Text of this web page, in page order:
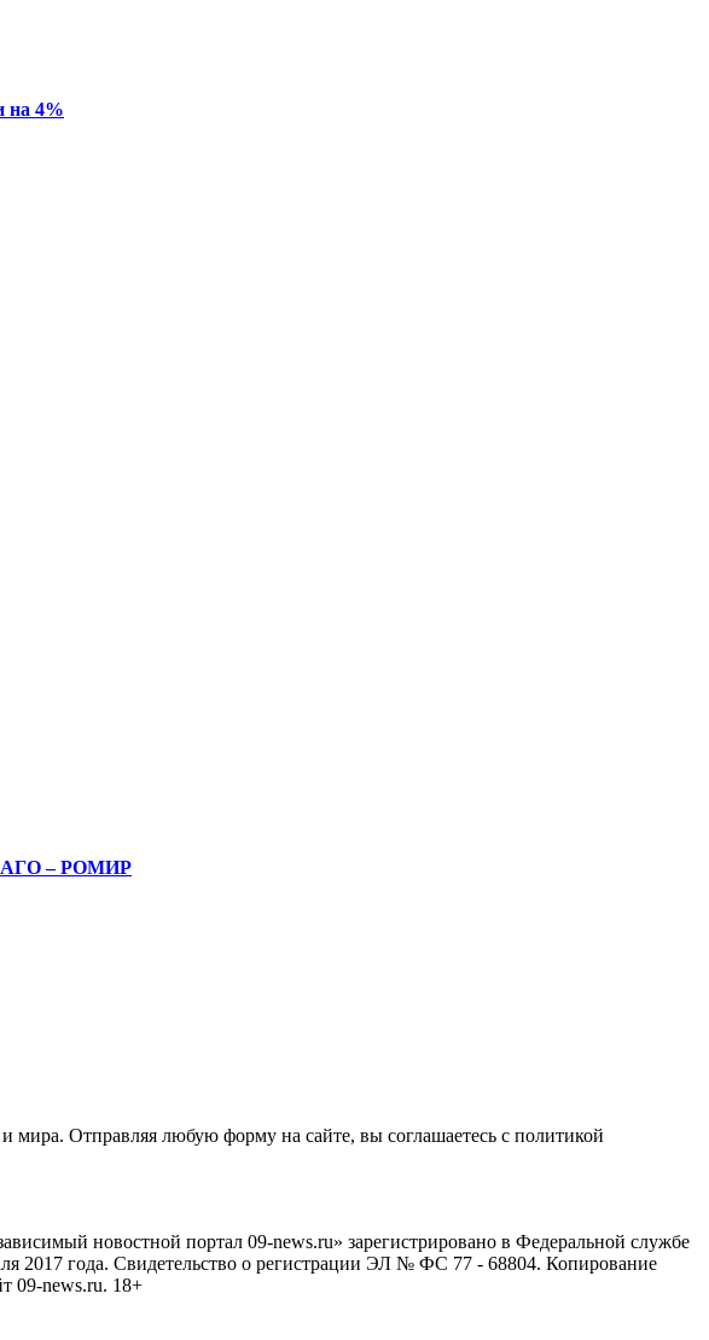
на 4%
– РОМИР
Отправляя любую форму на сайте, вы соглашаетесь с политикой
новостной портал 09-news.ru» зарегистрировано в Федеральной службе
2017 года. Свидетельство о регистрации ЭЛ № ФС 77 - 68804. Копирование
09-news.ru. 18+